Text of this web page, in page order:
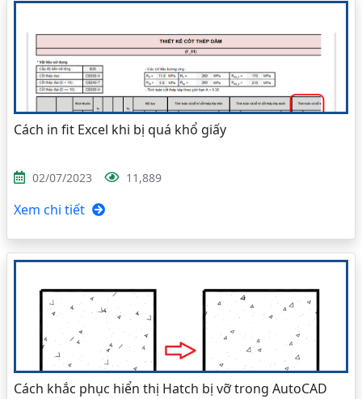
Cách in fit Excel khi bị quá khổ giấy
02/07/2023 11,889
Xem chi tiết
Cách khắc phục hiển thị Hatch bị vỡ trong AutoCAD